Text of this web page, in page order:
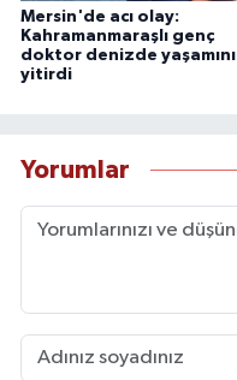
Mersin'de acı olay:
Kahramanmaraşlı genç
doktor denizde yaşamını
yitirdi
Yorumlar